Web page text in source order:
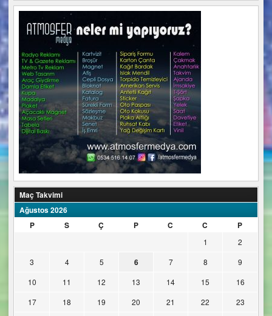
Maç Takvimi
Ağustos 2026
P
S Ç P C C P
1
2
3
4 5 6 7 8
9
10
11 12 13 14 15
16
17
18 19 20 21 22
23